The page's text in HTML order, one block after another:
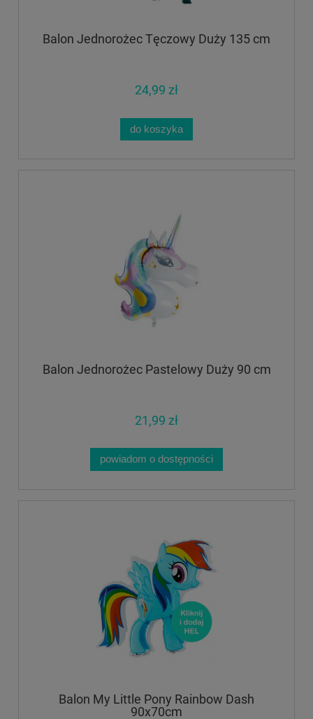
Balon Jednorożec Tęczowy Duży 135 cm
24,99 zł
do koszyka
Balon Jednorożec Pastelowy Duży 90 cm
21,99 zł
powiadom o dostępności
Balon My Little Pony Rainbow Dash
90x70cm